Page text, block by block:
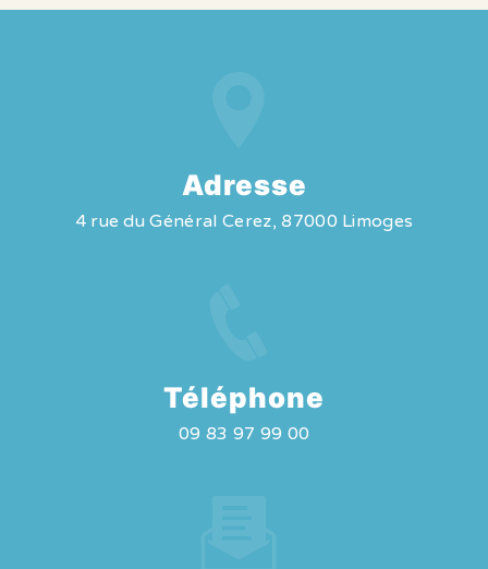
Adresse
4 rue du Général Cerez, 87000 Limoges
Téléphone
09 83 97 99 00